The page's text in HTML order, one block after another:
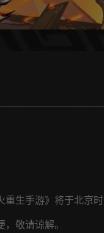
重生手游》将于北京
敬请谅解。